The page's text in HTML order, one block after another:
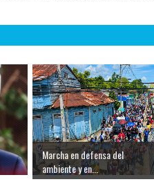
Marcha en defensa del
ambiente y en...